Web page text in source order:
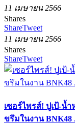
11 เมษายน 2566
Shares
ShareTweet
11 เมษายน 2566
Shares
ShareTweet
เซอร์ไพรส์! ปูเป้-น้
ขรึมในงาน BNK48